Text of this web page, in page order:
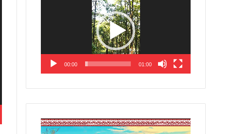
00:00 01:00
Video